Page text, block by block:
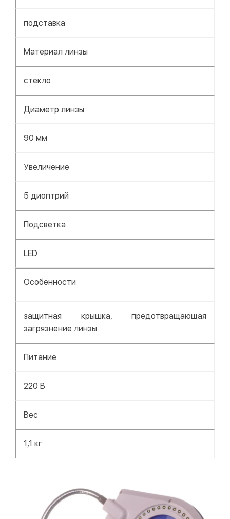
подставка
Материал линзы
стекло
Диаметр линзы
90 мм
Увеличение
5 диоптрий
Подсветка
LED
Особенности
защитная крышка, предотвращающая
загрязнение линзы
Питание
220 В
Вес
1,1 кг